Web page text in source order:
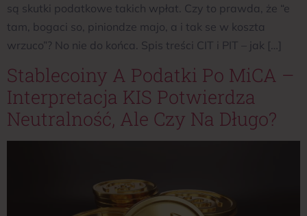
są skutki podatkowe takich wpłat. Czy to prawda, że “e
tam, bogaci so, piniondze majo, a i tak se w koszta
wrzuco”? No nie do końca. Spis treści CIT i PIT – jak […]
Stablecoiny A Podatki Po MiCA –
Interpretacja KIS Potwierdza
Neutralność, Ale Czy Na Długo?